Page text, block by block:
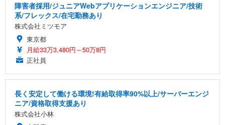
障害者採用/ジュニアWebアプリケーションエンジニア/技術
系/フレックス/在宅勤務あり
株式会社ミツモア
東京都
月給33万3,480円～50万8円
正社員
長く安定して働ける環境!有給取得率90%以上/サーバーエンジ
ニア/資格取得支援あり
株式会社小林